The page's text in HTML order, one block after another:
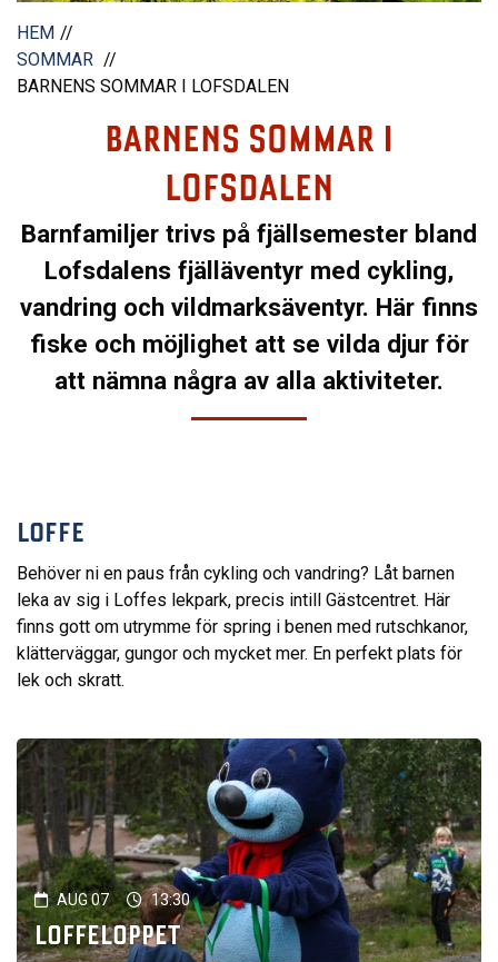
HEM
SOMMAR
BARNENS SOMMAR I LOFSDALEN
BARNENS SOMMAR I
LOFSDALEN
Barnfamiljer trivs på fjällsemester bland
Lofsdalens fjälläventyr med cykling,
vandring och vildmarksäventyr. Här finns
fiske och möjlighet att se vilda djur för
att nämna några av alla aktiviteter.
LOFFE
Behöver ni en paus från cykling och vandring? Låt barnen
leka av sig i Loffes lekpark, precis intill Gästcentret. Här
finns gott om utrymme för spring i benen med rutschkanor,
klätterväggar, gungor och mycket mer. En perfekt plats för
lek och skratt.
AUG 07 13:30
LOFFELOPPET